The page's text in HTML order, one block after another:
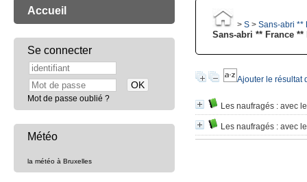
> S > Sans-abri **
Sans-abri ** France
Ajouter le résultat
Les naufragés : avec
Les naufragés : avec
Accueil
Se connecter
Mot de passe oublié ?
Météo
la météo à Bruxelles